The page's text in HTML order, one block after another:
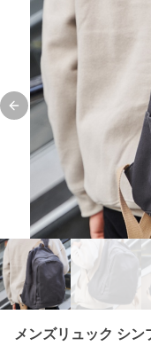
Previous slide
メンズリュック シン